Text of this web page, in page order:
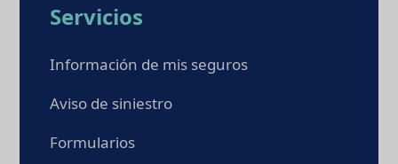
Servicios
Información de mis seguros
Aviso de siniestro
Formularios